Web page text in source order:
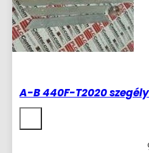
A-B 440F-T2020